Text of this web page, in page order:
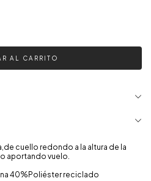
cuello redondo a la altura de la
aportando vuelo.
40%Poliéster reciclado